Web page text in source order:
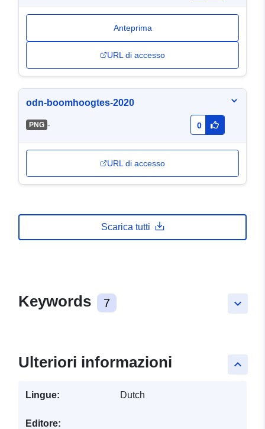
Anteprima
URL di accesso
odn-boomhoogtes-2020
PNG - 0
URL di accesso
Scarica tutti
keyboard_arrow_down
Keywords 7
keyboard_arrow_up
Ulteriori informazioni
Lingue: Dutch
Editore: